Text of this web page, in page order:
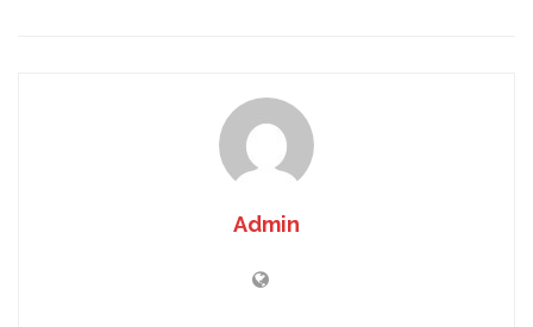
Admin